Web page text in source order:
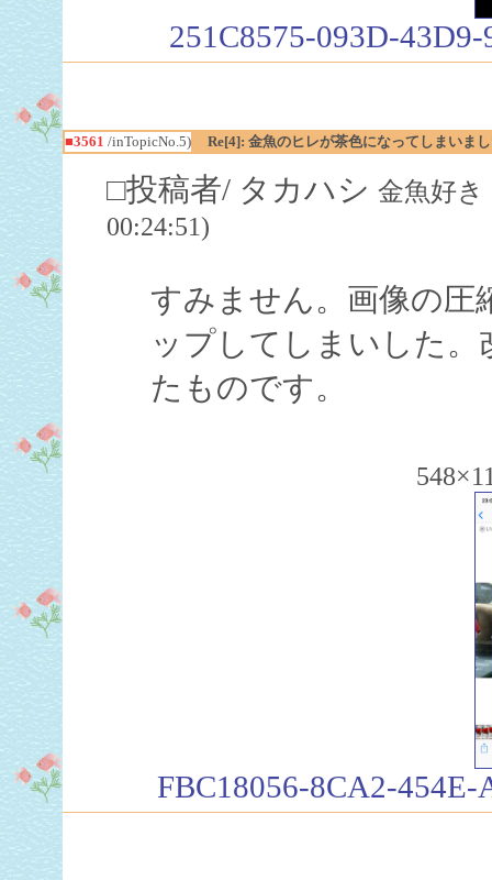
251C8575-093D-
■3561 /inTopicNo.5) Re[4]: 金魚のヒレが茶色になってしまいまし
□投稿者/ タカハシ 金魚好き
00:24:51)
すみません。画像の圧
ップしてしまいした
たものです。
FBC18056-8CA2-454E-